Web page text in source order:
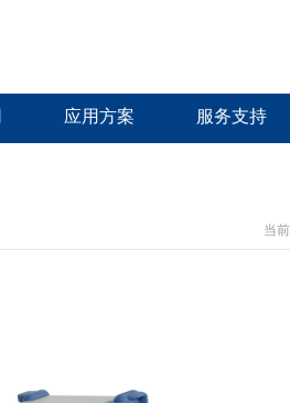
应用方案 服务支持
当